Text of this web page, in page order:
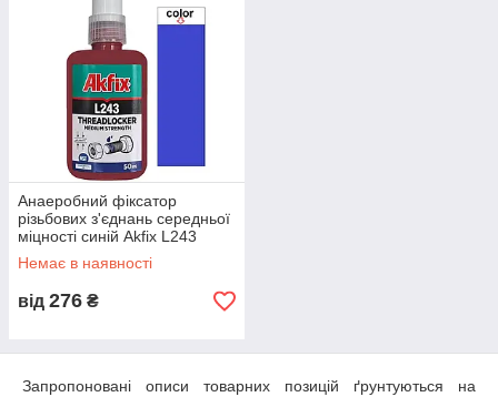
Анаеробний фіксатор
різьбових з'єднань середньої
міцності синій Akfix L243
50мл
Немає в наявності
від 276 ₴
Запропоновані описи товарних позицій ґрунтуються на